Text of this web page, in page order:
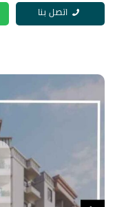
اتصل بنا